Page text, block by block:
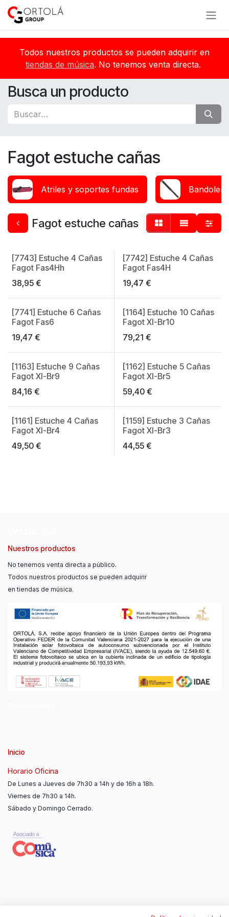
Ir al contenido
Todos nuestros productos se pueden adquirir en
tiendas de música. No tenemos venta directa.
Busca un producto
Fagot estuche cañas
Atriles y soportes fundas
Fagot estuche cañas
[7743] Estuche 4 Cañas
Fagot Fas4Hh
38,95 €
[7742] Estuche 4 Cañas
Fagot Fas4H
19,47 €
[7741] Estuche 6 Cañas
Fagot Fas6
19,47 €
[1164] Estuche 10 Cañas
Fagot Xl-Br10
79,21 €
[1163] Estuche 9 Cañas
Fagot Xl-Br9
84,16 €
[1162] Estuche 5 Cañas
Fagot Xl-Br5
59,40€
[1161] Estuche 4 Cañas
Fagot Xl-Br4
49,50 €
[1159] Estuche 3 Cañas
Fagot Xl-Br3
44,55€
Nuestros productos
No tenemos venta directa a público.
Todos nuestros productos se pueden adquirir
en tiendas de música.
Inicio
Horario Oficina
De Lunes a Jueves de 7h30 a 14h y de 16h a 18h.
Viernes de 7h30 a 14h.
Sábado y Domingo Cerrado.